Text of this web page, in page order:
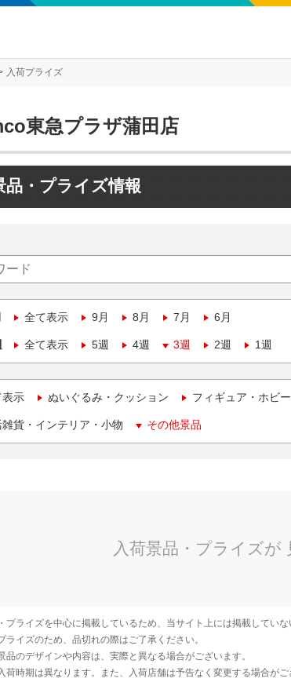
入荷プライズ
東急プラザ蒲田店
品・プライズ情報
全て表示 9月 8月 7月 6月
全て表示 5週 4週 3週 2週 1週
表示 ぬいぐるみ・クッション フィギュア・ホビー
貨・インテリア・小物 その他景品